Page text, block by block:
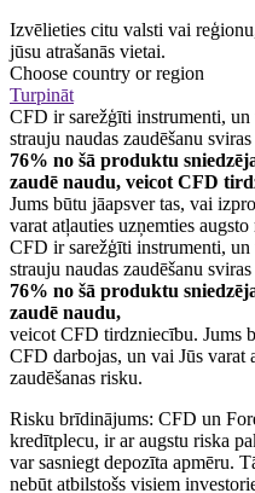
Izvēlieties citu valsti vai
jūsu atrašanās vietai.
Choose country or region
Turpināt
CFD ir sarežģīti instrumenti,
strauju naudas zaudēšanu
76% no šā produktu
zaudē naudu, veicot CFD
Jums būtu jāapsver tas, vai
varat atļauties uzņemties augsto
CFD ir sarežģīti instrumenti,
strauju naudas zaudēšanu
76% no šā produktu
zaudē naudu,
veicot CFD tirdzniecību. Jums
CFD darbojas, un vai Jūs varat
zaudēšanas risku.
Risku brīdinājums: CFD un
kredītplecu, ir ar augstu riska
var sasniegt depozīta apmēru.
nebūt atbilstošs visiem